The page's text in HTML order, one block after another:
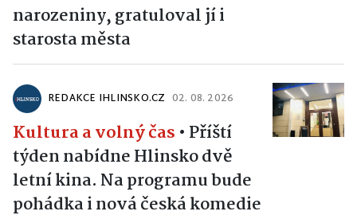
narozeniny, gratuloval jí i
starosta města
REDAKCE IHLINSKO.CZ 02. 08. 2026
Kultura a volný čas • Příští
týden nabídne Hlinsko dvě
letní kina. Na programu bude
pohádka i nová česká komedie